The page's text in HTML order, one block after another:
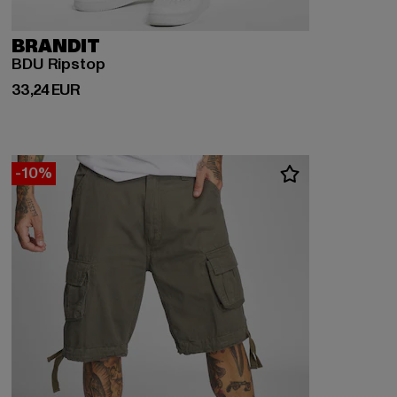
BRANDIT
BDU Ripstop
33,24 EUR
Derzeitiger Preis: 33,24 EUR
-10%